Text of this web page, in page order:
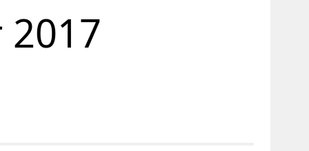
Folkefinansiering
Kryptoeiendelsloven (MiCA)